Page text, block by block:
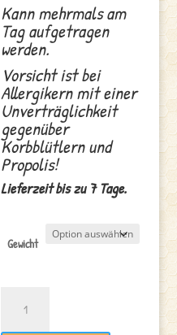
Kann mehrmals am
Tag aufgetragen
werden.
Vorsicht ist bei
Allergikern mit einer
Unverträglichkeit
gegenüber
Korbblütlern und
Propolis!
Lieferzeit bis zu 7 Tage.
Gewicht